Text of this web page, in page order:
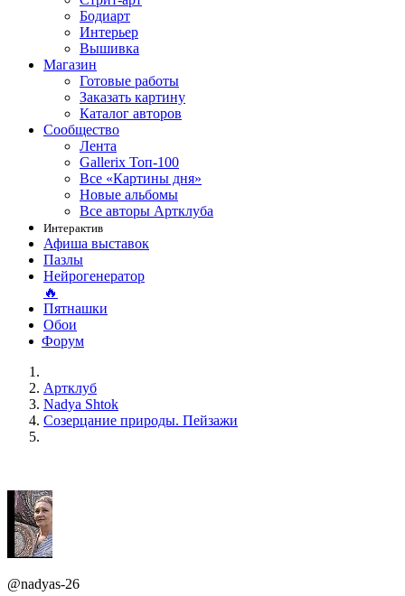
Бодиарт
Интерьер
Вышивка
Магазин
Готовые работы
Заказать картину
Каталог авторов
Сообщество
Лента
Gallerix Топ-100
Все «Картины дня»
Новые альбомы
Все авторы Артклуба
Интерактив
Афиша выставок
Пазлы
Нейрогенератор
🔥
Пятнашки
Обои
Форум
Артклуб
Nadya Shtok
Созерцание природы. Пейзажи
@nadyas-26